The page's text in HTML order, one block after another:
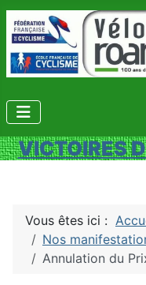
VICTOIRES
Vous êtes ici :
Nos
Annulation du